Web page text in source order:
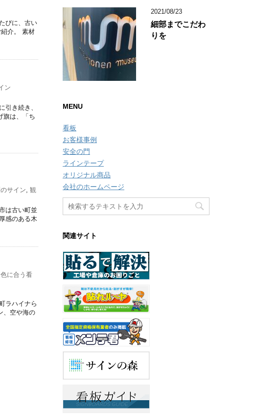
びに、古い
介。 素材
ン
引き続き、
旗は、「ち
サイン, 観
は古い町並
感のある木
に合う看
ラハイナら
、空や海の
2021/08/23
細部までこだわ
りを
MENU
看板
お客様事例
安全の門
ラインテープ
オリジナル商品
会社のホームページ
関連サイト